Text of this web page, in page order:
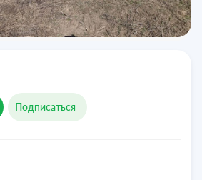
Подписаться